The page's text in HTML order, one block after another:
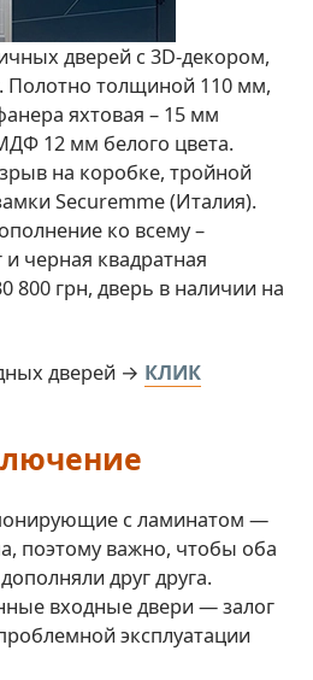
дверей с 3D-декором,
Полотно толщиной 110 мм,
яхтовая – 15 мм
12 мм белого цвета.
на коробке, тройной
Securemme (Италия).
ко всему –
черная квадратная
800 грн, дверь в наличии на
дверей → КЛИК
с ламинатом —
поэтому важно, чтобы оба
друг друга.
входные двери — залог
эксплуатации